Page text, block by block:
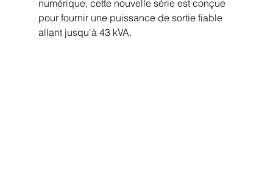
numérique, cette nouvelle série est conçue
pour fournir une puissance de sortie fiable
allant jusqu'à 43 kVA.